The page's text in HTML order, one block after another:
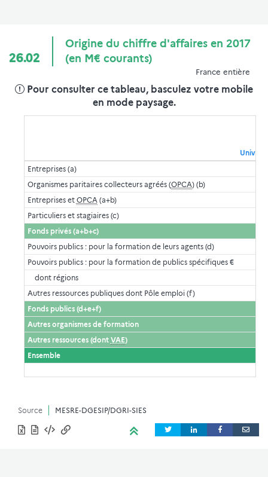
26.02
Origine du chiffre d'affaires en 2017
(en M€ courants)
France entière
Pour consulter ce tableau, basculez votre mobile
en mode paysage.
Entreprises (a)
Organismes paritaires collecteurs agréés (OPCA) (b)
Entreprises et OPCA(a+b)
Particuliers et stagiaires (c)
Fonds privés (a+b+c)
Pouvoirs publics : pour la formation de leurs agents (d)
Pouvoirs publics : pour la formation de publics spécifiques €
dont régions
Autres ressources publiques dont Pôle emploi (f)
Fonds publics (d+e+f)
Autres organismes de formation
Autres ressources (dont VAE)
Ensemble
Source MESRE-DGESIP/DGRI-SIES